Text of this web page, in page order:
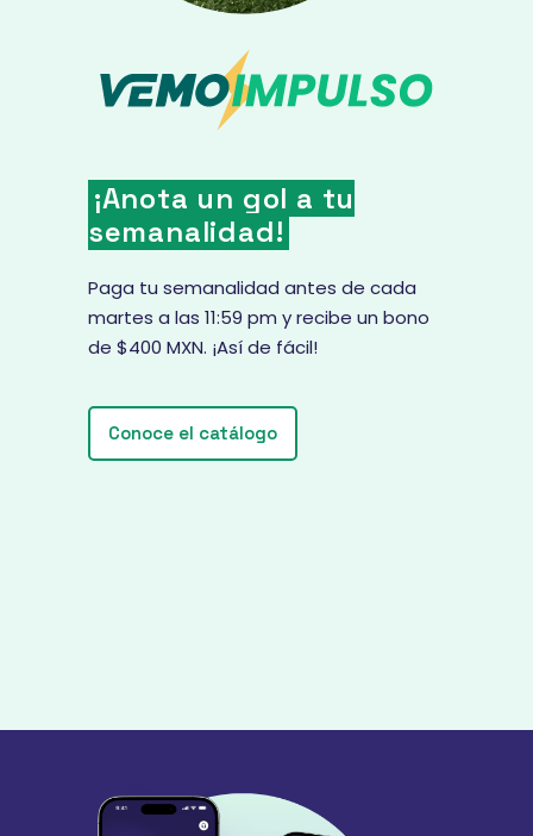
¡Anota un gol a tu
semanalidad!
Paga tu semanalidad antes de cada
martes a las 11:59 pm y recibe un bono
de $400 MXN. ¡Así de fácil!
Conoce el catálogo